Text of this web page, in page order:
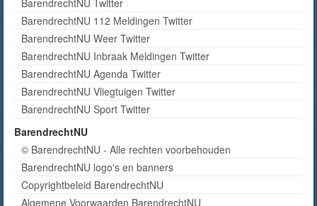
BarendrechtNU Twitter
BarendrechtNU 112 Meldingen Twitter
BarendrechtNU Weer Twitter
BarendrechtNU Inbraak Meldingen Twitter
BarendrechtNU Agenda Twitter
BarendrechtNU Vliegtuigen Twitter
BarendrechtNU Sport Twitter
BarendrechtNU
© BarendrechtNU - Alle rechten voorbehouden
BarendrechtNU logo's en banners
Copyrightbeleid BarendrechtNU
Algemene Voorwaarden BarendrechtNU